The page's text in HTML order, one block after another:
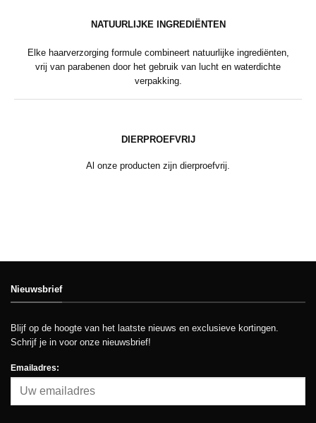
NATUURLIJKE INGREDIËNTEN
Elke haarverzorging formule combineert natuurlijke ingrediënten,
vrij van parabenen door het gebruik van lucht en waterdichte
verpakking.
DIERPROEFVRIJ
Al onze producten zijn dierproefvrij.
Nieuwsbrief
Blijf op de hoogte van het laatste nieuws en exclusieve kortingen.
Schrijf je in voor onze nieuwsbrief!
Emailadres: